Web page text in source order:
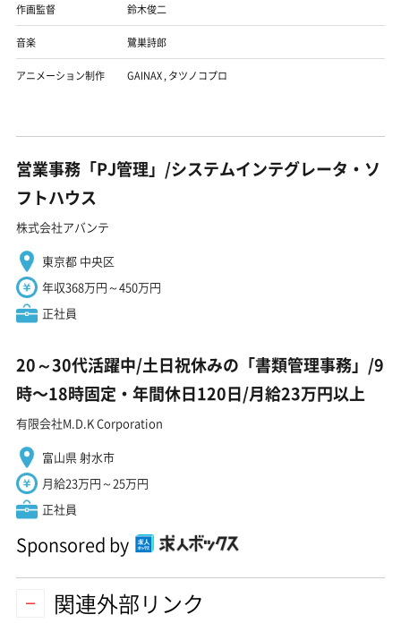
作画監督 鈴木俊二
音楽 鷺巣詩郎
アニメーション制作 GAINAX,タツノコプロ
営業事務「PJ管理」/システムインテグレータ・ソ
フトハウス
株式会社アバンテ
東京都 中央区
年収368万円～450万円
正社員
20～30代活躍中/土日祝休みの「書類管理事務」/9
時〜18時固定・年間休日120日/月給23万円以上
有限会社M.D.K Corporation
富山県 射水市
月給23万円～25万円
正社員
Sponsored by
関連外部リンク